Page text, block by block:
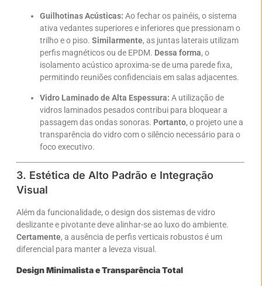
Guilhotinas Acústicas: Ao fechar os painéis, o sistema
ativa vedantes superiores e inferiores que pressionam o
trilho e o piso. Similarmente, as juntas laterais utilizam
perfis magnéticos ou de EPDM. Dessa forma, o
isolamento acústico aproxima-se de uma parede fixa,
permitindo reuniões confidenciais em salas adjacentes.
Vidro Laminado de Alta Espessura: A utilização de
vidros laminados pesados contribui para bloquear a
passagem das ondas sonoras. Portanto, o projeto une a
transparência do vidro com o silêncio necessário para o
foco executivo.
3. Estética de Alto Padrão e Integração
Visual
Além da funcionalidade, o design dos sistemas de vidro
deslizante e pivotante deve alinhar-se ao luxo do ambiente.
Certamente, a ausência de perfis verticais robustos é um
diferencial para manter a leveza visual.
Design Minimalista e Transparência Total